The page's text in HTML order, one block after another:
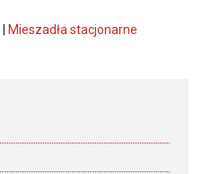
Mieszadła stacjonarne